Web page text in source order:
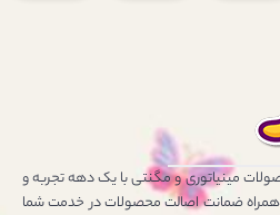
مینیاتوری و مگنتی با یک دهه تجربه و
همراه ضمانت اصالت محصولات در خدمت شما